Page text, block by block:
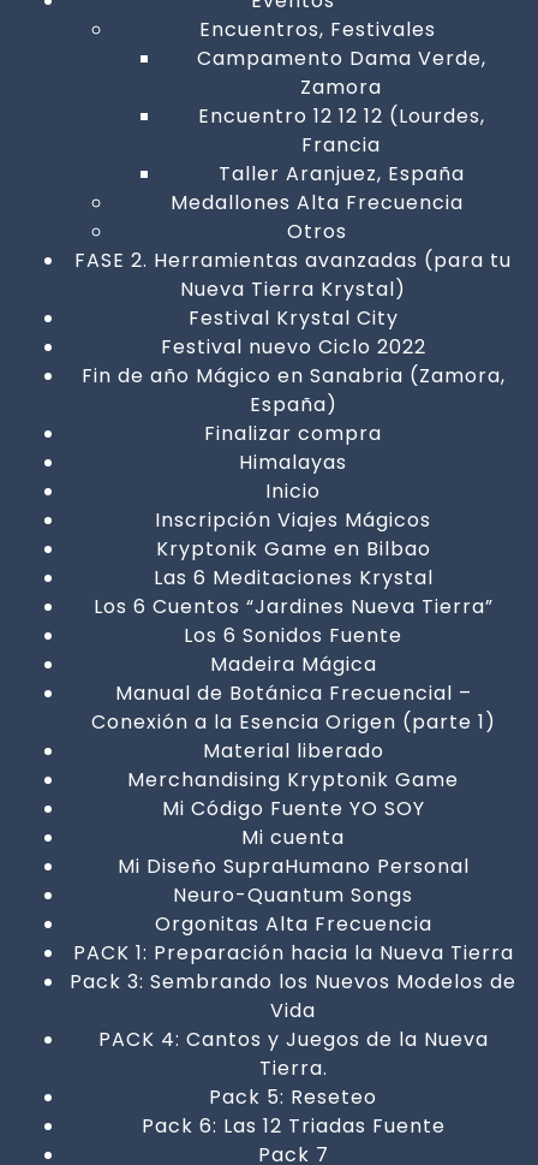
Encuentros, Festivales
Campamento Dama Verde,
Zamora
Encuentro 12 12 12 (Lourdes,
Francia
Taller Aranjuez, España
Medallones Alta Frecuencia
Otros
FASE 2. Herramientas avanzadas (para tu
Nueva Tierra Krystal)
Festival Krystal City
Festival nuevo Ciclo 2022
Fin de año Mágico en Sanabria (Zamora,
España)
Finalizar compra
Himalayas
Inicio
Inscripción Viajes Mágicos
Kryptonik Game en Bilbao
Las 6 Meditaciones Krystal
Los 6 Cuentos “Jardines Nueva Tierra”
Los 6 Sonidos Fuente
Madeira Mágica
Manual de Botánica Frecuencial –
Conexión a la Esencia Origen (parte 1)
Material liberado
Merchandising Kryptonik Game
Mi Código Fuente YO SOY
Mi cuenta
Mi Diseño SupraHumano Personal
Neuro-Quantum Songs
Orgonitas Alta Frecuencia
PACK 1: Preparación hacia la Nueva Tierra
Pack 3: Sembrando los Nuevos Modelos de
Vida
PACK 4: Cantos y Juegos de la Nueva
Tierra.
Pack 5: Reseteo
Pack 6: Las 12 Triadas Fuente
Pack 7